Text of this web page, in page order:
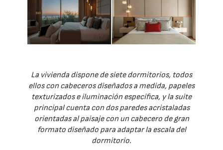
La vivienda dispone de siete dormitorios, todos
ellos con cabeceros diseñados a medida, papeles
texturizados e iluminación específica, y la suite
principal cuenta con dos paredes acristaladas
orientadas al paisaje con un cabecero de gran
formato diseñado para adaptar la escala del
dormitorio.